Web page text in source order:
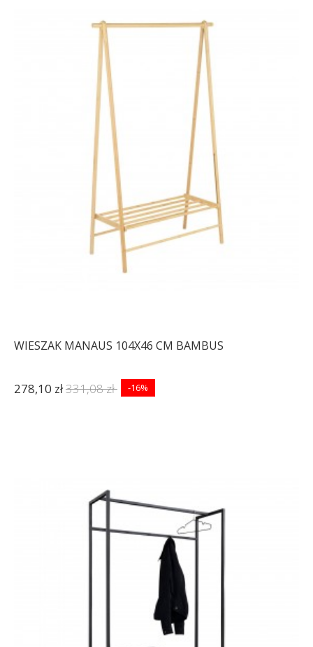
WIESZAK MANAUS 104X46 CM BAMBUS
278,10 zł331,08 zł -16%